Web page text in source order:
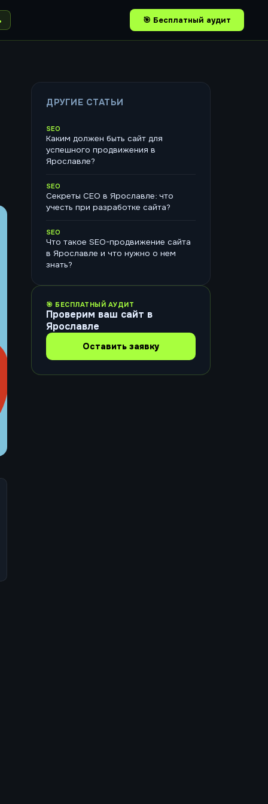
🎯 Бесплатный аудит
ДРУГИЕ СТАТЬИ
SEO
Каким должен быть сайт для
успешного продвижения в
Ярославле?
SEO
Секреты СЕО в Ярославле: что
учесть при разработке сайта?
SEO
Что такое SEO-продвижение сайта
в Ярославле и что нужно о нем
знать?
🎯 БЕСПЛАТНЫЙ АУДИТ
Проверим ваш сайт в
Ярославле
Оставить заявку